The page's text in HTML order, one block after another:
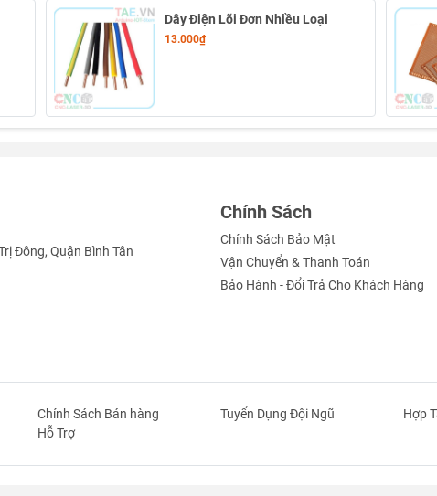
100 lỗ nối nguồn)
Dây Điện Lõi Đơn Nhiều Loại
13.000₫
Đông, Quận Bình Tân
Chính Sách
Chính Sách Bảo Mật
Vận Chuyển & Thanh Toán
Bảo Hành - Đổi Trả Cho Khách Hàng
Chính Sách Bán hàng Tuyển Dụng Đội Ngũ Hợp
Hỗ Trợ